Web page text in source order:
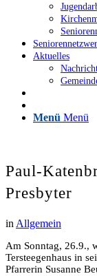
Aktuelles
Menü Menü
Paul-
Presbyter
in Allgemein
Am Sonntag, 26.9.,
Tersteegenhaus in
Pfarrerin Susanne